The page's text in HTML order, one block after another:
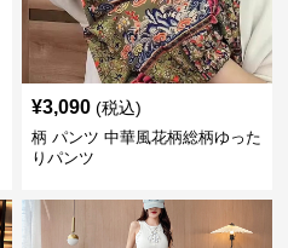
¥3,090 (税込)
柄 パンツ 中華風花柄総柄ゆった
りパンツ